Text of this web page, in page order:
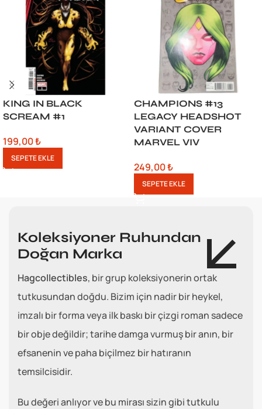
KING IN BLACK
SCREAM #1
199,00₺
SEPETE EKLE
CHAMPIONS #13
LEGACY HEADSHOT
VARIANT COVER
MARVEL VIV
249,00₺
SEPETE EKLE
Koleksiyoner Ruhundan
Doğan Marka
Hagcollectibles, bir grup koleksiyonerin ortak
tutkusundan doğdu. Bizim için nadir bir heykel,
imzalı bir forma veya ilk baskı bir çizgi roman sadece
bir obje değildir; tarihe damga vurmuş bir anın, bir
efsanenin ve paha biçilmez bir hatıranın
temsilcisidir.
Bu değeri anlıyor ve bu mirası sizin gibi tutkulu